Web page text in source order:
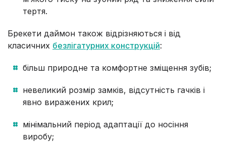
тертя.
Брекети даймон також відрізняються і від
класичних безлігатурних конструкцій:
більш природне та комфортне зміщення зубів;
невеликий розмір замків, відсутність гачків і
явно виражених крил;
мінімальний період адаптації до носіння
виробу;